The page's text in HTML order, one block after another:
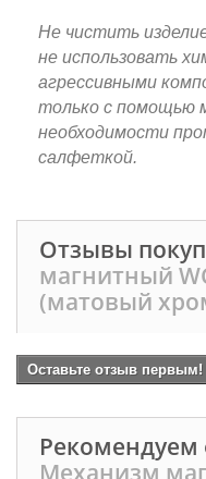
Не чистить
не использовать
агрессивными
только с помощью
необходимости
салфеткой.
Отзывы
магнитный
(матовый
Оставьте отзыв первым!
Рекомендуем
Механизм